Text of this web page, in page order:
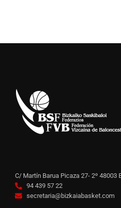
C/ Martín Barua Picaza 27- 2º 48003
94 439 57 22
secretaria@bizkaiabasket.com